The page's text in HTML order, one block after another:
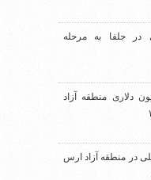
در جلفا به مرحله
۲۰۰ میلیون دلاری منطقه آزاد
در منطقه آزاد ارس